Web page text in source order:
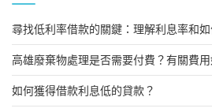
尋找低利率借款的關鍵：理解利息率和
高雄廢棄物處理是否需要付費？有關費
如何獲得借款利息低的貸款？